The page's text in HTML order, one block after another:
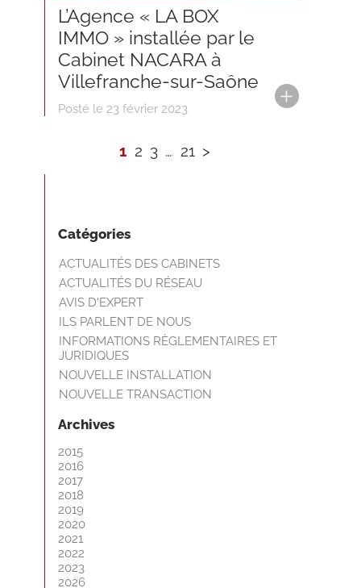
L’Agence « LA BOX
IMMO » installée par le
Cabinet NACARA à
Villefranche-sur-Saône
Posté le 23 février 2023
1 2 3 … 21 >
Catégories
ACTUALITÉS DES CABINETS
ACTUALITÉS DU RÉSEAU
AVIS D'EXPERT
ILS PARLENT DE NOUS
INFORMATIONS RÈGLEMENTAIRES ET
JURIDIQUES
NOUVELLE INSTALLATION
NOUVELLE TRANSACTION
Archives
2015
2016
2017
2018
2019
2020
2021
2022
2023
2026